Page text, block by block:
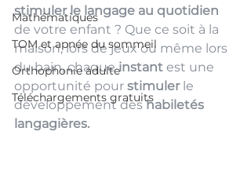
Mathématiques
TOM et apnée du sommeil
Orthophonie adulte
Téléchargements gratuits
stimuler le langage au quotidien
de votre enfant ? Que ce soit à la
maison, lors de jeux ou même lors
du bain, chaque instant est une
opportunité pour stimuler le
développement des habiletés
langagières.